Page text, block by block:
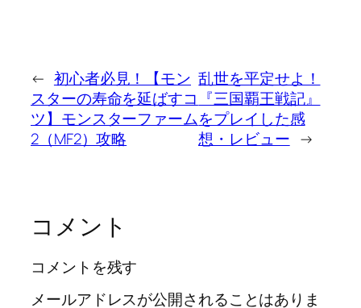
← 初心者必見！【モン
スターの寿命を延ばすコ
ツ】モンスターファーム
2（MF2）攻略
乱世を平定せよ！
『三国覇王戦記』
をプレイした感
想・レビュー →
コメント
コメントを残す
メールアドレスが公開されることはありま